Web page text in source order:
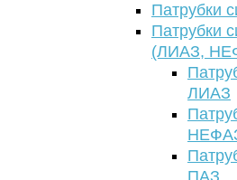
Патрубки
Патрубки
(ЛИАЗ,
ЛИАЗ
ПАЗ